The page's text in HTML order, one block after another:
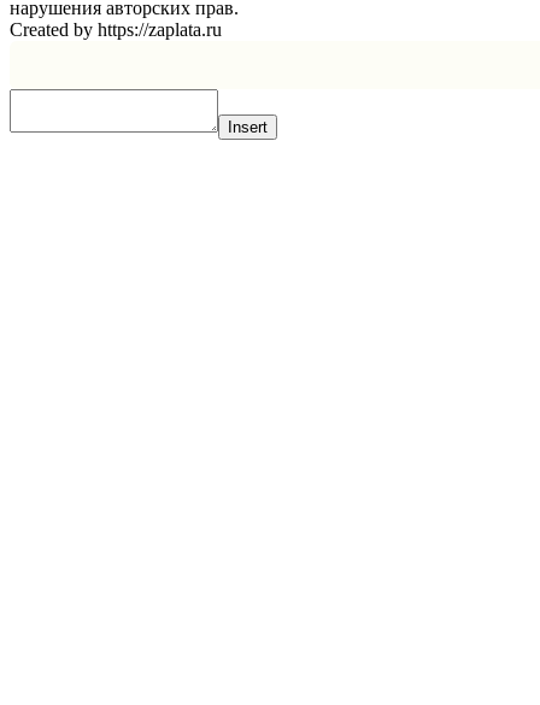
нарушения авторских прав.
Created by https://zaplata.ru
Insert